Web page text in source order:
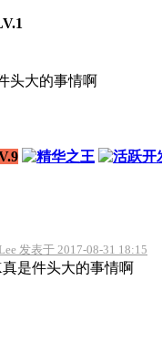
头大的事情啊
发表于 2017-08-31 18:15
是件头大的事情啊